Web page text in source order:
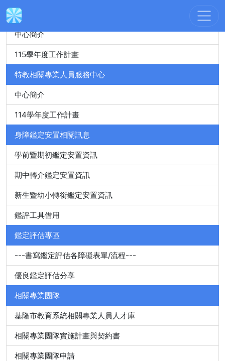
身心障礙特殊教育資源中心
中心簡介
115學年度工作計畫
特教相關專業人員服務中心
中心簡介
114學年度工作計畫
身障鑑定安置相關訊息
學前暨期初鑑定安置資訊
期中轉介鑑定安置資訊
新生暨幼小轉銜鑑定安置資訊
鑑評工具借用
鑑定評估專區
---書寫鑑定評估各障礙表單/流程---
優良鑑定評估分享
相關專業團隊
基隆市教育系統相關專業人員人才庫
相關專業團隊實施計畫與契約書
相關專業團隊申請